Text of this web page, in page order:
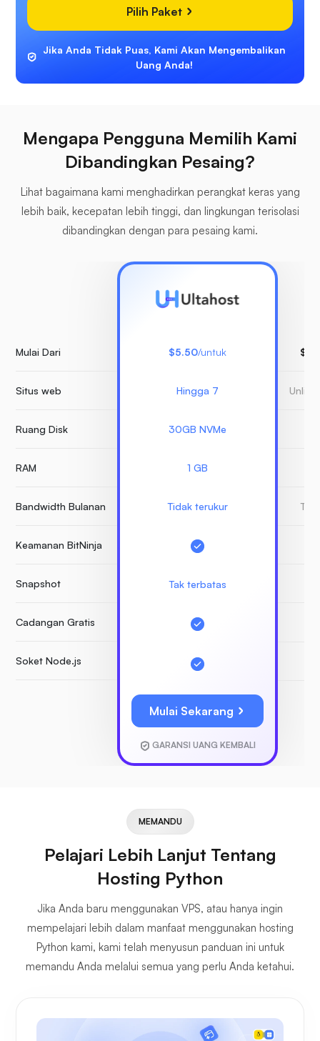
Pilih Paket
Jika Anda Tidak Puas, Kami Akan Mengembalikan
Uang Anda!
Mengapa Pengguna Memilih Kami
Dibandingkan Pesaing?
Lihat bagaimana kami menghadirkan perangkat keras yang
lebih baik, kecepatan lebih tinggi, dan lingkungan terisolasi
dibandingkan dengan para pesaing kami.
Mulai Dari
Situs web
Ruang Disk
RAM
Bandwidth Bulanan
Keamanan BitNinja
Snapshot
Cadangan Gratis
Soket Node.js
$5.50/untuk
Hingga 7
30GB NVMe
1 GB
Tidak terukur
Tak terbatas
Mulai Sekarang
GARANSI UANG KEMBALI
MEMANDU
Pelajari Lebih Lanjut Tentang
Hosting Python
Jika Anda baru menggunakan VPS, atau hanya ingin
mempelajari lebih dalam manfaat menggunakan hosting
Python kami, kami telah menyusun panduan ini untuk
memandu Anda melalui semua yang perlu Anda ketahui.